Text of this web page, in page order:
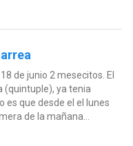
de junio 2 mesecitos. El
(quintuple), ya tenia
es que desde el el lunes
de la mañana...